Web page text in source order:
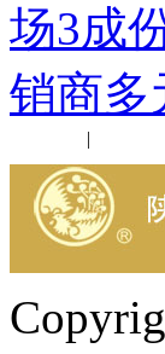
场3成
销商多
|